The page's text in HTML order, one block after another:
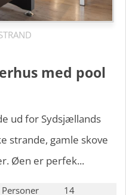
med pool
ud for Sydsjællands
strande, gamle skove
Øen er perfek...
Personer 14